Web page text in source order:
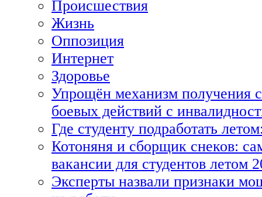
Происшествия
Жизнь
Оппозиция
Интернет
Здоровье
Упрощён механизм получения
боевых действий с
Где студенту подработать
Котоняня и сборщик снеков:
вакансии для студентов летом
Эксперты назвали признаки